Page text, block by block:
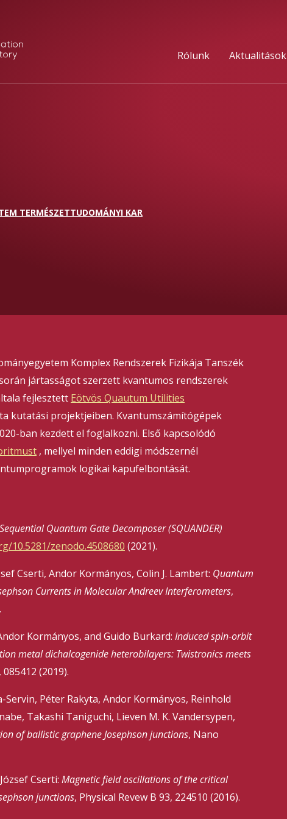
Rólunk Aktualitások
TERMÉSZETTUDOMÁNYI KAR
Komplex Rendszerek Fizikája Tanszék
jártasságot szerzett kvantumos rendszerek
fejlesztett Eötvös Quautum Utilities
kutatási projektjeiben. Kvantumszámítógépek
ban kezdett el foglalkozni. Első kapcsolódó
, mellyel minden eddigi módszernél
logikai kapufelbontását.
Sequential Quantum Gate Decomposer (SQUANDER)
10.5281/zenodo.4508680 (2021).
Cserti, Andor Kormányos, Colin J. Lambert: Quantum
Currents in Molecular Andreev Interferometers,
Kormányos, and Guido Burkard: Induced spin-orbit
metal dichalcogenide heterobilayers: Twistronics meets
(2019).
Servin, Péter Rakyta, Andor Kormányos, Reinhold
Takashi Taniguchi, Lieven M. K. Vandersypen,
of ballistic graphene Josephson junctions, Nano
Cserti: Magnetic field oscillations of the critical
junctions, Physical Revew B 93, 224510 (2016).